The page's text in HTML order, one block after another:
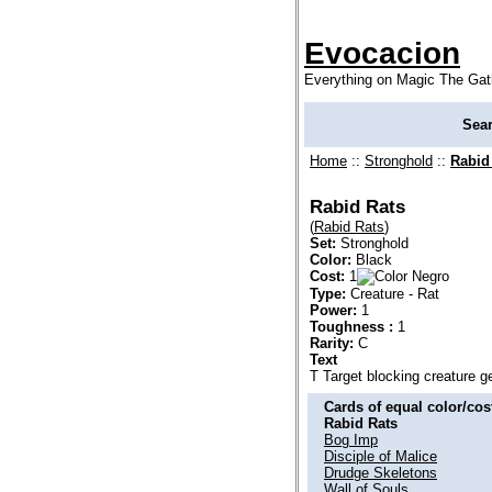
Evocacion
Everything on Magic The
Home :: Stronghold ::
Rabid Rats
(Rabid Rats)
Set: Stronghold
Color: Black
Cost: 1
Type: Creature - Rat
Power: 1
Toughness : 1
Rarity: C
Text
T Target blocking creature
Cards of equal color/
Rabid Rats
Bog Imp
Disciple of Malice
Drudge Skeletons